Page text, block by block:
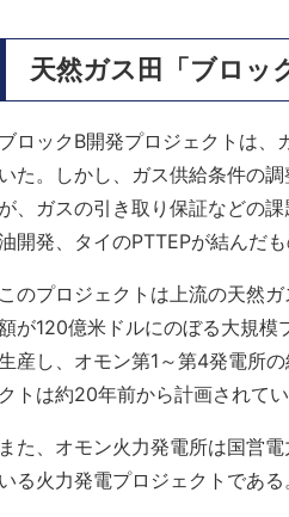
天然ガス田「ブロッ
ブロックB開発プロジェクトは、
いた。しかし、ガス供給条件の
が、ガスの引き取り保証などの
開発、タイのPTTEPが結んだ
このプロジェクトは上流の天然
が120億米ドルにのぼる大規
産し、オモン第1～第4発電所
クトは約20年前から計画されて
また、オモン火力発電所は国営
いる火力発電プロジェクトであ